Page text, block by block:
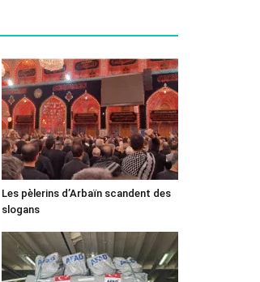
Les pèlerins d’Arbaïn scandent des
slogans